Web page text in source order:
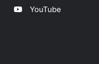
YouTube